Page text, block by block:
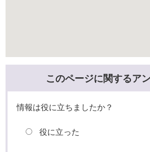
このページに関するア
情報は役に立ちましたか？
役に立った